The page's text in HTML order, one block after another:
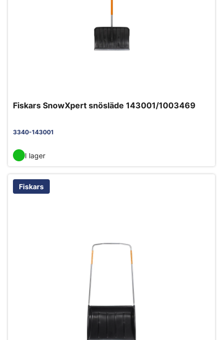
Fiskars SnowXpert snösläde 143001/1003469
3340-143001
I lager
Fiskars